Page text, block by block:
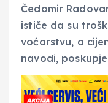
Čedomir
ističe da su
voćarstvu, a
navodi,